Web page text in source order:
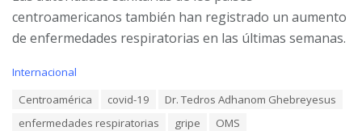
centroamericanos también han registrado un aumento
de enfermedades respiratorias en las últimas semanas.
C
Internacional
Centroamérica covid-19
Dr. Tedros Adhanom Ghebreyesus
enfermedades respiratorias
gripe
OMS